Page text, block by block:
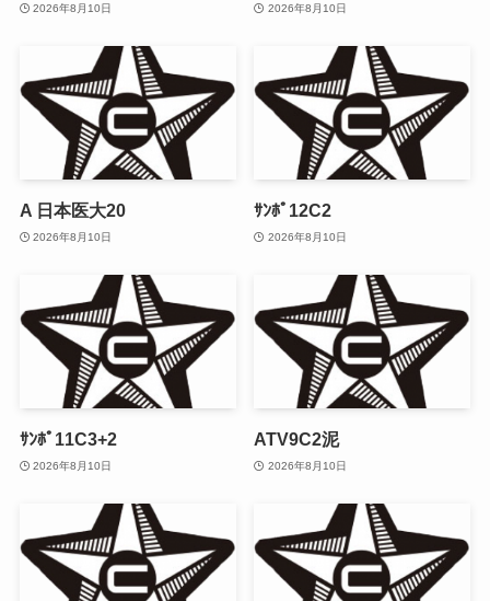
2026年8月10日 2026年8月10日
A 日本医大20
2026年8月10日
ｻﾝﾎﾟ12C2
2026年8月10日
ｻﾝﾎﾟ11C3+2
2026年8月10日
ATV9C2泥
2026年8月10日